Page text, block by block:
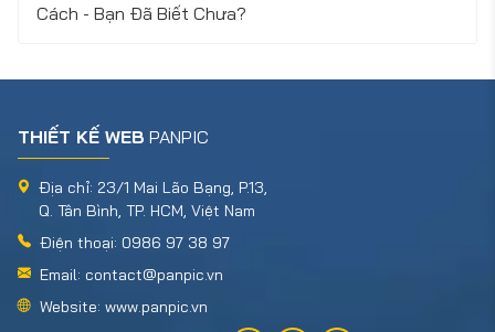
Cách - Bạn Đã Biết Chưa?
THIẾT KẾ WEB PANPIC
Địa chỉ: 23/1 Mai Lão Bạng, P.13,
Q. Tân Bình, TP. HCM, Việt Nam
Điện thoại: 0986 97 38 97
Email: contact@panpic.vn
Website: www.panpic.vn